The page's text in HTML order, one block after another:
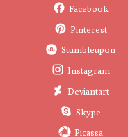
Facebook
Pinterest
Stumbleupon
Instagram
Deviantart
Skype
Picassa